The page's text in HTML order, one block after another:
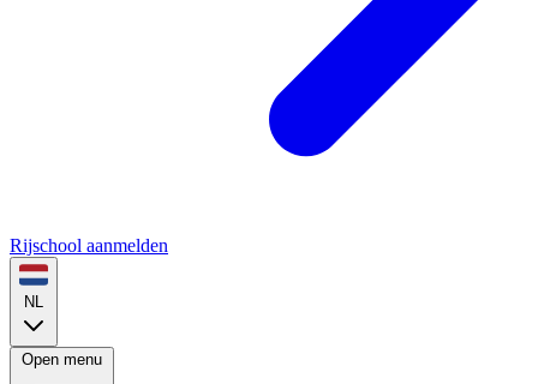
Rijschool aanmelden
NL
Open menu